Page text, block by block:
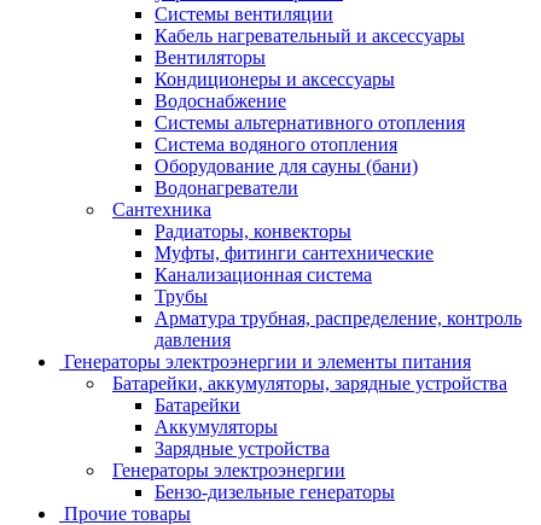
Системы вентиляции
Кабель нагревательный и аксессуары
Вентиляторы
Кондиционеры и аксессуары
Водоснабжение
Системы альтернативного отопления
Система водяного отопления
Оборудование для сауны (бани)
Водонагреватели
Сантехника
Радиаторы, конвекторы
Муфты, фитинги сантехнические
Канализационная система
Трубы
Арматура трубная, распределение, контроль
давления
Генераторы электроэнергии и элементы питания
Батарейки, аккумуляторы, зарядные устройства
Батарейки
Аккумуляторы
Зарядные устройства
Генераторы электроэнергии
Бензо-дизельные генераторы
Прочие товары